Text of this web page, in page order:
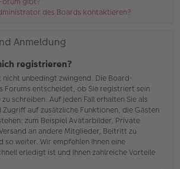
des Boards kontaktieren?
Anmeldung
registrieren?
nicht unbedingt zwingend. Die Board-
Forums entscheidet, ob Sie registriert sein
schreiben. Auf jeden Fall erhalten Sie als
auf zusätzliche Funktionen, die Gästen
zum Beispiel Avatarbilder, Private
an andere Mitglieder, Beitritt zu
so weiter. Wir empfehlen Ihnen eine
erledigt ist und Ihnen zahlreiche Vorteile